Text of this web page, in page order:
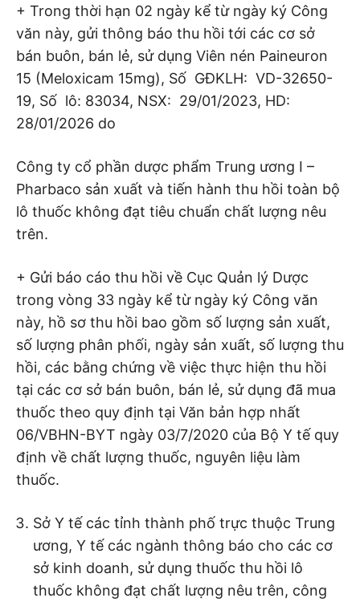
+ Trong thời hạn 02 ngày kể từ ngày ký Công
văn này, gửi thông báo thu hồi tới các cơ sở
bán buôn, bán lẻ, sử dụng Viên nén Paineuron
15 (Meloxicam 15mg), Số GĐKLH: VD-32650-
19, Số lô: 83034, NSX: 29/01/2023, HD:
28/01/2026 do
Công ty cổ phần dược phẩm Trung ương I –
Pharbaco sản xuất và tiến hành thu hồi toàn bộ
lô thuốc không đạt tiêu chuẩn chất lượng nêu
trên.
+ Gửi báo cáo thu hồi về Cục Quản lý Dược
trong vòng 33 ngày kể từ ngày ký Công văn
này, hồ sơ thu hồi bao gồm số lượng sản xuất,
số lượng phân phối, ngày sản xuất, số lượng thu
hồi, các bằng chứng về việc thực hiện thu hồi
tại các cơ sở bán buôn, bán lẻ, sử dụng đã mua
thuốc theo quy định tại Văn bản hợp nhất
06/VBHN-BYT ngày 03/7/2020 của Bộ Y tế quy
định về chất lượng thuốc, nguyên liệu làm
thuốc.
Sở Y tế các tỉnh thành phố trực thuộc Trung
ương, Y tế các ngành thông báo cho các cơ
sở kinh doanh, sử dụng thuốc thu hồi lô
thuốc không đạt chất lượng nêu trên, công